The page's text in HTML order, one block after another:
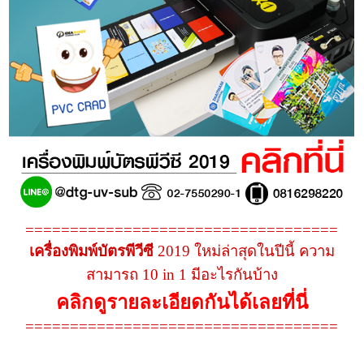
===================================
เครื่องพิมพ์บัตรพีวีซี 2019 ใหม่ล่าสุดในปีนี้ ความ
สามารถ 10 in 1 มีอะไรกันบ้าง
คลิกดูรายละเอียดกันได้เลยที่นี่
===================================